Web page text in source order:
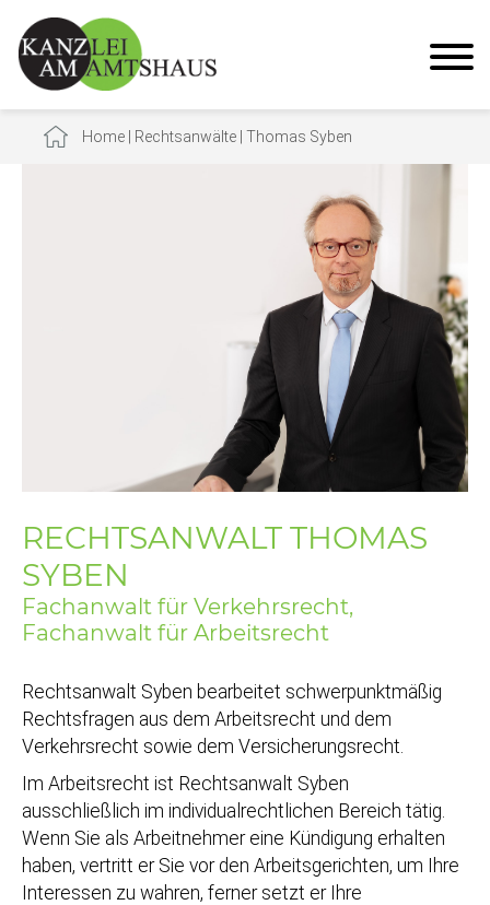
Home Rechtsanwälte Thomas Syben
RECHTSANWALT THOMAS
SYBEN
Fachanwalt für Verkehrsrecht,
Fachanwalt für Arbeitsrecht
Rechtsanwalt Syben bearbeitet schwerpunktmäßig
Rechtsfragen aus dem Arbeitsrecht und dem
Verkehrsrecht sowie dem Versicherungsrecht.
Im Arbeitsrecht ist Rechtsanwalt Syben
ausschließlich im individualrechtlichen Bereich tätig.
Wenn Sie als Arbeitnehmer eine Kündigung erhalten
haben, vertritt er Sie vor den Arbeitsgerichten, um Ihre
Interessen zu wahren, ferner setzt er Ihre